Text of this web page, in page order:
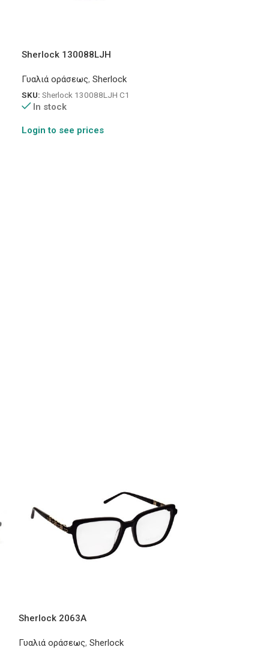
Sherlock 130088LJH
Γυαλιά οράσεως, Sherlock
SKU: Sherlock 130088LJH C1
In stock
Login to see prices
Sherlock 2063A
Γυαλιά οράσεως, Sherlock